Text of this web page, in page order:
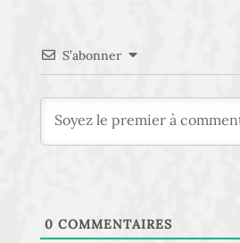
S’abonner
0 COMMENTAIRES